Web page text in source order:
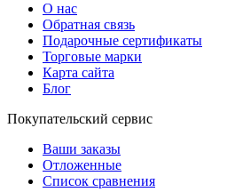
О нас
Обратная связь
Подарочные сертификаты
Торговые марки
Карта сайта
Блог
Покупательский сервис
Ваши заказы
Отложенные
Список сравнения